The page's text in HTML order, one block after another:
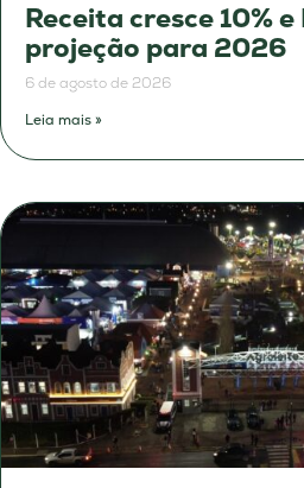
Receita cresce 10%
projeção para 2026
6 de agosto de 2026
Leia mais »